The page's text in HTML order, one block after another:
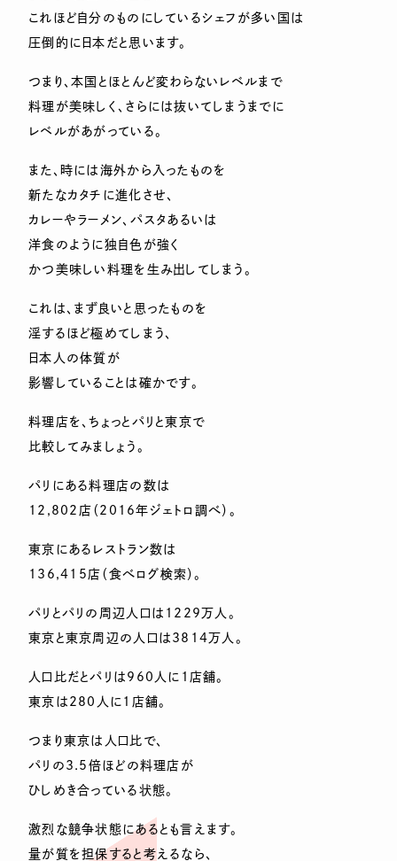
これほど自分のものにしているシェフが多い国は
圧倒的に日本だと思います。
つまり、本国とほとんど変わらないレベルまで
料理が美味しく、さらには抜いてしまうまでに
レベルがあがっている。
また、時には海外から入ったものを
新たなカタチに進化させ、
カレーやラーメン、パスタあるいは
洋食のように独自色が強く
かつ美味しい料理を生み出してしまう。
これは、まず良いと思ったものを
淫するほど極めてしまう、
日本人の体質が
影響していることは確かです。
料理店を、ちょっとパリと東京で
比較してみましょう。
パリにある料理店の数は
12,802店（2016年ジェトロ調べ）。
東京にあるレストラン数は
136,415店（食べログ検索）。
パリとパリの周辺人口は1229万人。
東京と東京周辺の人口は3814万人。
人口比だとパリは960人に1店舗。
東京は280人に1店舗。
つまり東京は人口比で、
パリの3.5倍ほどの料理店が
ひしめき合っている状態。
激烈な競争状態にあるとも言えます。
量が質を担保すると考えるなら、